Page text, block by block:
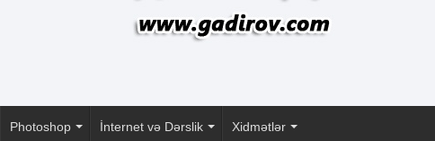
Photoshop İnternet və Dərslik Xidmətlər